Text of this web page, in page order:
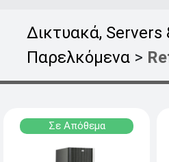
Δικτυακά, Servers
Παρελκόμενα >
Σε Απόθεμα